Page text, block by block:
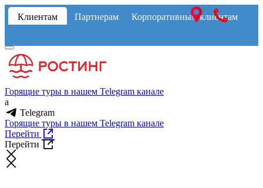
Клиентам Партнерам Корпоративным клиентам
Горящие туры в нашем Telegram канале
a
Telegram
Горящие туры в нашем Telegram канале
Перейти
Перейти